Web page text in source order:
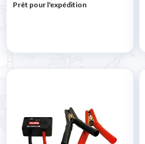
Prêt pour l'expédition